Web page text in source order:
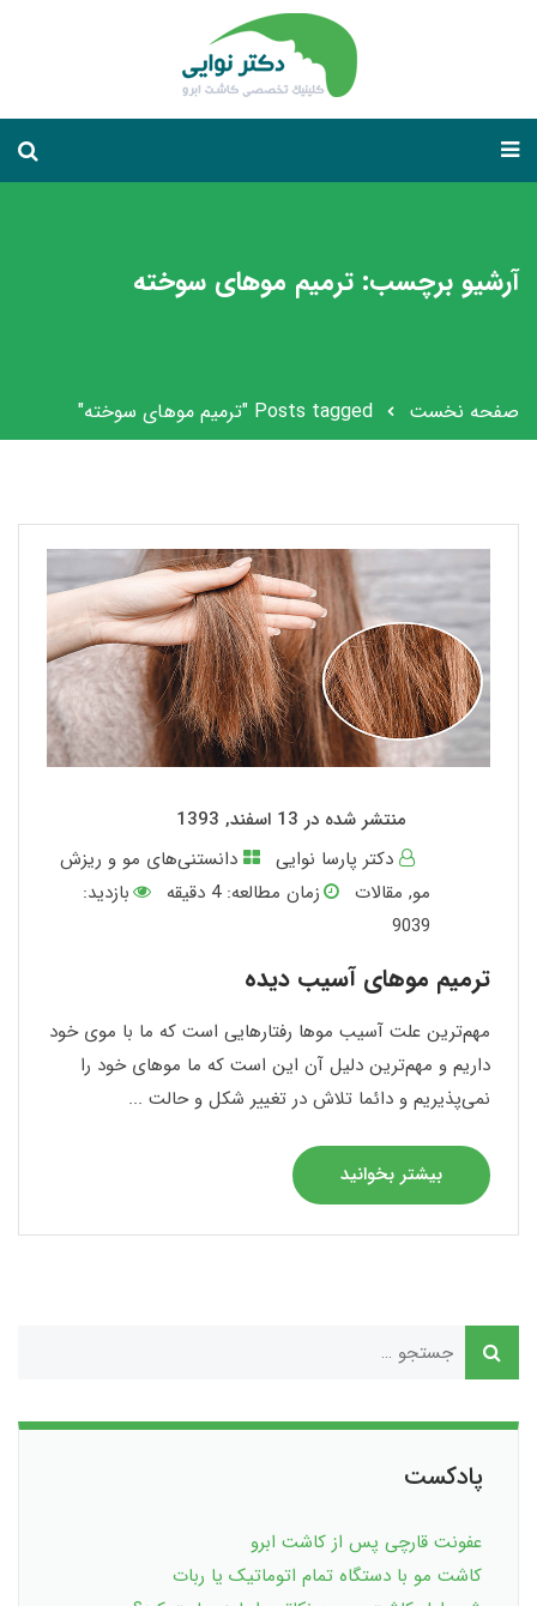
آرشیو برچسب: ترمیم موهای سوخته
صفحه نخست Posts tagged "ترمیم موهای سوخته"
منتشر شده در 13 اسفند, 1393
دکتر پارسا نوایی
دانستنی‌های مو و ریزش
مو, مقالات زمان مطالعه: 4 دقیقه
بازدید:
9039
ترمیم موهای آسیب دیده
مهم‌ترین علت آسیب موها رفتارهایی است که ما با موی خود
داریم و مهم‌ترین دلیل آن این است که ما موهای خود را
نمی‌پذیریم و دائما تلاش در تغییر شکل و حالت ...
بیشتر بخوانید
پادکست
عفونت قارچی پس از کاشت ابرو
کاشت مو با دستگاه تمام اتوماتیک یا ربات